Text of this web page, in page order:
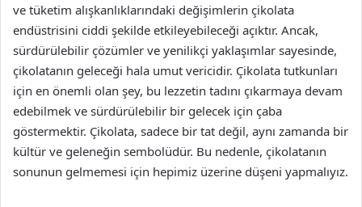
ve tüketim alışkanlıklarındaki değişimlerin çikolata
endüstrisini ciddi şekilde etkileyebileceği açıktır. Ancak,
sürdürülebilir çözümler ve yenilikçi yaklaşımlar sayesinde,
çikolatanın geleceği hala umut vericidir. Çikolata tutkunları
için en önemli olan şey, bu lezzetin tadını çıkarmaya devam
edebilmek ve sürdürülebilir bir gelecek için çaba
göstermektir. Çikolata, sadece bir tat değil, aynı zamanda bir
kültür ve geleneğin sembolüdür. Bu nedenle, çikolatanın
sonunun gelmemesi için hepimiz üzerine düşeni yapmalıyız.